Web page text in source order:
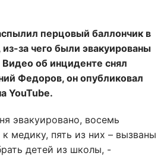
перцовый баллончик в
за чего были эвакуированы
об инциденте снял
Федоров, он опубликовал
YouTube.
эвакуировано, восемь
медику, пять из них – вызваны
детей из школы, -